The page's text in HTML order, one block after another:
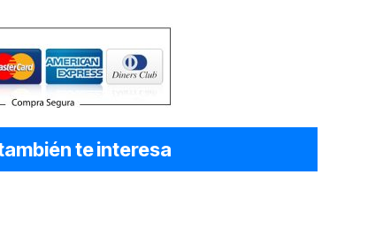
te interesa